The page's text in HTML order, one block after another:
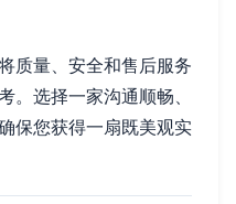
质量、安全和售后服务
。选择一家沟通顺畅、
保您获得一扇既美观实